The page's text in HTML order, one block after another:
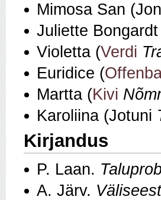
Mimosa San
Juliette
Violetta (Verdi
Euridice (
Martta (Kivi
Karoliina (Jotuni
Kirjandus
P. Laan.
A. Järv.